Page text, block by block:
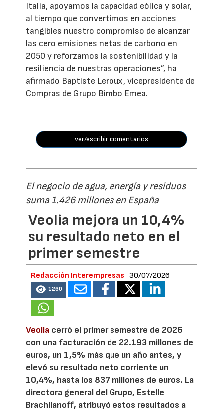
Italia, apoyamos la capacidad eólica y solar,
al tiempo que convertimos en acciones
tangibles nuestro compromiso de alcanzar
las cero emisiones netas de carbono en
2050 y reforzamos la sostenibilidad y la
resiliencia de nuestras operaciones”, ha
afirmado Baptiste Leroux, vicepresidente de
Compras de Grupo Bimbo Emea.
ver/escribir comentarios
El negocio de agua, energía y residuos
suma 1.426 millones en España
Veolia mejora un 10,4%
su resultado neto en el
primer semestre
Redacción Interempresas 30/07/2026
1260
Veolia cerró el primer semestre de 2026
con una facturación de 22.193 millones de
euros, un 1,5% más que un año antes, y
elevó su resultado neto corriente un
10,4%, hasta los 837 millones de euros. La
directora general del Grupo, Estelle
Brachlianoff, atribuyó estos resultados a